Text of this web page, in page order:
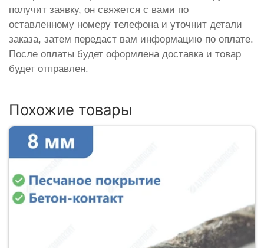
получит заявку, он свяжется с вами по
оставленному номеру телефона и уточнит детали
заказа, затем передаст вам информацию по оплате.
После оплаты будет оформлена доставка и товар
будет отправлен.
Похожие товары